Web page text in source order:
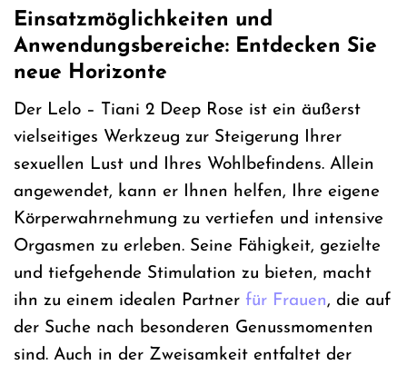
Einsatzmöglichkeiten und
Anwendungsbereiche: Entdecken Sie
neue Horizonte
Der Lelo – Tiani 2 Deep Rose ist ein äußerst
vielseitiges Werkzeug zur Steigerung Ihrer
sexuellen Lust und Ihres Wohlbefindens. Allein
angewendet, kann er Ihnen helfen, Ihre eigene
Körperwahrnehmung zu vertiefen und intensive
Orgasmen zu erleben. Seine Fähigkeit, gezielte
und tiefgehende Stimulation zu bieten, macht
ihn zu einem idealen Partner für Frauen, die auf
der Suche nach besonderen Genussmomenten
sind. Auch in der Zweisamkeit entfaltet der